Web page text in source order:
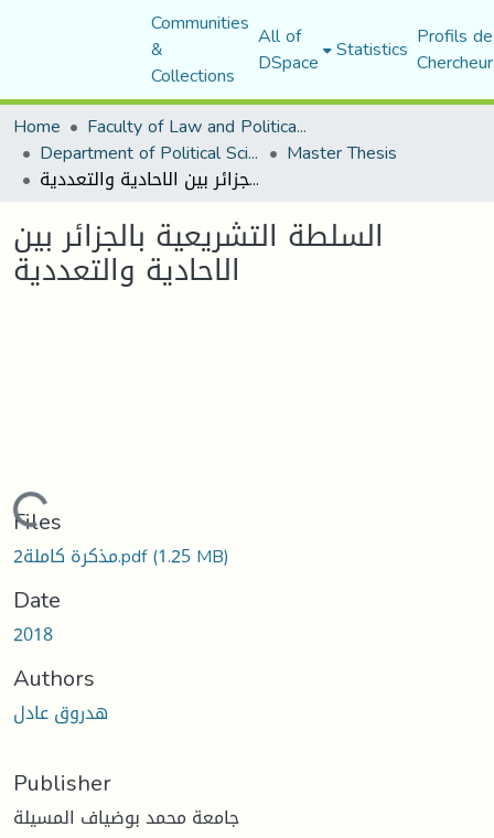
Communities
&
Collections
All of
DSpace Statistics Profils
Home
Faculty of Law and Political Science
Department of Political Sciences Master Thesis
السلطة التشريعية بالجزائر بين الاحادية والتعددية
السلطة التشريعية بالجزائر بين
الاحادية والتعددية
Loading...
Files
مذكرة كاملة2.pdf(1.25 MB)
Date
2018
Authors
هدروق عادل
Publisher
جامعة محمد بوضياف المسيلة